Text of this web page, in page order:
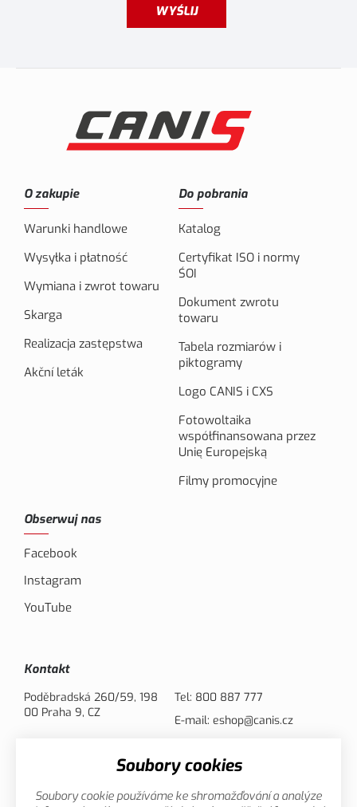
WYŚLIJ
O zakupie
Warunki handlowe
Wysyłka i płatność
Wymiana i zwrot towaru
Skarga
Realizacja zastępstwa
Akční leták
Do pobrania
Katalog
Certyfikat ISO i normy
ŚOI
Dokument zwrotu
towaru
Tabela rozmiarów i
piktogramy
Logo CANIS i CXS
Fotowoltaika
współfinansowana przez
Unię Europejską
Filmy promocyjne
Obserwuj nas
Facebook
Instagram
YouTube
Kontakt
Poděbradská 260/59, 198
00 Praha 9, CZ
Tel: 800 887 777
E-mail: eshop@canis.cz
Soubory cookies
Soubory cookie používáme ke shromažďování a analýze